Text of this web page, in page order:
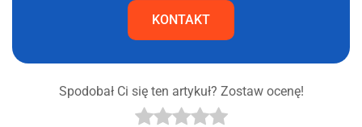
KONTAKT
Spodobał Ci się ten artykuł? Zostaw ocenę!